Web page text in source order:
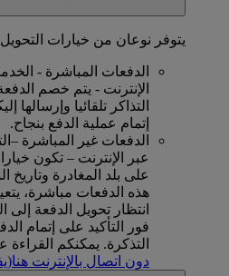
يتوفر نوعان من خيارات
الدفعات المباشرة -
الإنترنت - يتم خصم
التذاكر تلقائيا وإرسالها
إتمام عملية الدفع بنجاح.
الدفعات غير المباشرة
عبر الإنترنت – تكون
على بلد المغادرة وتاريخ
هذه الدفعات مباشرة،
انتظار تحويل الدفعة
فور التأكيد على إتمام
التذكرة. يمكنكم القراءة
دون اتصال بالإنترنت هنا